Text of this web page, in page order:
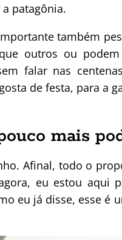
patagônia.
também
outros ou
falar nas
de festa, para a
mais
Afinal, todo o
eu estou aqui
eu já disse, esse é